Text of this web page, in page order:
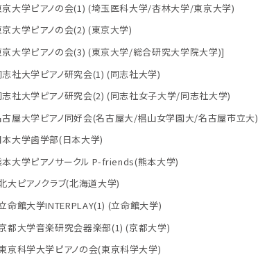
京大学ピアノの会(1) (埼玉医科大学/杏林大学/東京大学)
京大学ピアノの会(2) (東京大学)
京大学ピアノの会(3) (東京大学/総合研究大学院大学)]
志社大学ピアノ研究会(1) (同志社大学)
志社大学ピアノ研究会(2) (同志社女子大学/同志社大学)
古屋大学ピアノ同好会(名古屋大/椙山女学園大/名古屋市立大)
本大学歯学部(日本大学)
本大学ピアノサークル P-friends(熊本大学)
北大ピアノクラブ(北海道大学)
立命館大学INTERPLAY(1) (立命館大学)
京都大学音楽研究会器楽部(1) (京都大学)
東京科学大学ピアノの会(東京科学大学)